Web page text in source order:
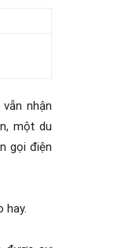
nhận
một du
gọi điện
hay.